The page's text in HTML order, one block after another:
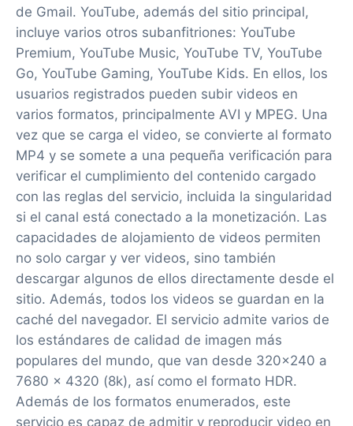
de Gmail. YouTube, además del sitio principal,
incluye varios otros subanfitriones: YouTube
Premium, YouTube Music, YouTube TV, YouTube
Go, YouTube Gaming, YouTube Kids. En ellos, los
usuarios registrados pueden subir videos en
varios formatos, principalmente AVI y MPEG. Una
vez que se carga el video, se convierte al formato
MP4 y se somete a una pequeña verificación para
verificar el cumplimiento del contenido cargado
con las reglas del servicio, incluida la singularidad
si el canal está conectado a la monetización. Las
capacidades de alojamiento de videos permiten
no solo cargar y ver videos, sino también
descargar algunos de ellos directamente desde el
sitio. Además, todos los videos se guardan en la
caché del navegador. El servicio admite varios de
los estándares de calidad de imagen más
populares del mundo, que van desde 320x240 a
7680 × 4320 (8k), así como el formato HDR.
Además de los formatos enumerados, este
servicio es capaz de admitir y reproducir video en